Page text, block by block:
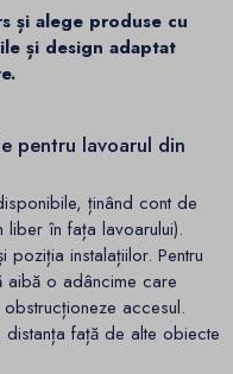
și alege produse cu
și design adaptat
pentru lavoarul din
ținând cont de
în fața lavoarului).
poziția instalațiilor. Pentru
aibă o adâncime care
accesul.
față de alte obiecte